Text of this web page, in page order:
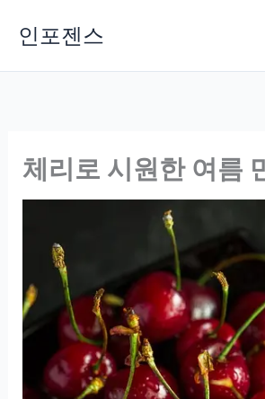
인포젠스
체리로 시원한 여름